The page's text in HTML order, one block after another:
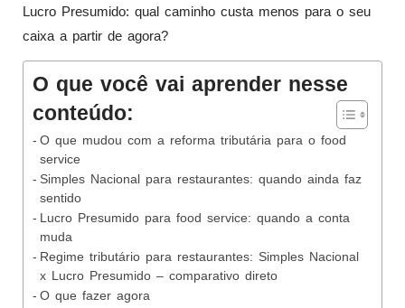
Lucro Presumido: qual caminho custa menos para o seu
caixa a partir de agora?
O que você vai aprender nesse
conteúdo:
O que mudou com a reforma tributária para o food
service
Simples Nacional para restaurantes: quando ainda faz
sentido
Lucro Presumido para food service: quando a conta
muda
Regime tributário para restaurantes: Simples Nacional
x Lucro Presumido – comparativo direto
O que fazer agora